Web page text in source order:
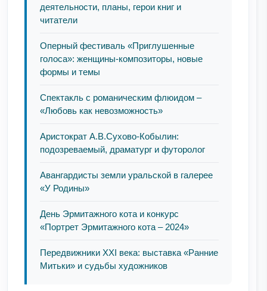
деятельности, планы, герои книг и
читатели
Оперный фестиваль «Приглушенные
голоса»: женщины-композиторы, новые
формы и темы
Спектакль с романическим флюидом –
«Любовь как невозможность»
Аристократ А.В.Сухово-Кобылин:
подозреваемый, драматург и футоролог
Авангардисты земли уральской в галерее
«У Родины»
День Эрмитажного кота и конкурс
«Портрет Эрмитажного кота – 2024»
Передвижники XXI века: выставка «Ранние
Митьки» и судьбы художников